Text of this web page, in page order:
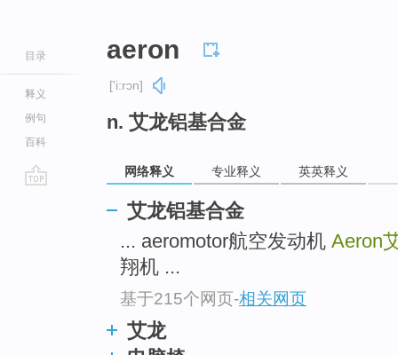
目录
释义
例句
百科
aeron
['i:rɔn]
n. 艾龙铝基合金
网络释义 专业释义 英英释义
艾龙铝基合金
... aeromotor航空发动机 Aeron
翔机 ...
基于215个网页-相关网页
艾龙